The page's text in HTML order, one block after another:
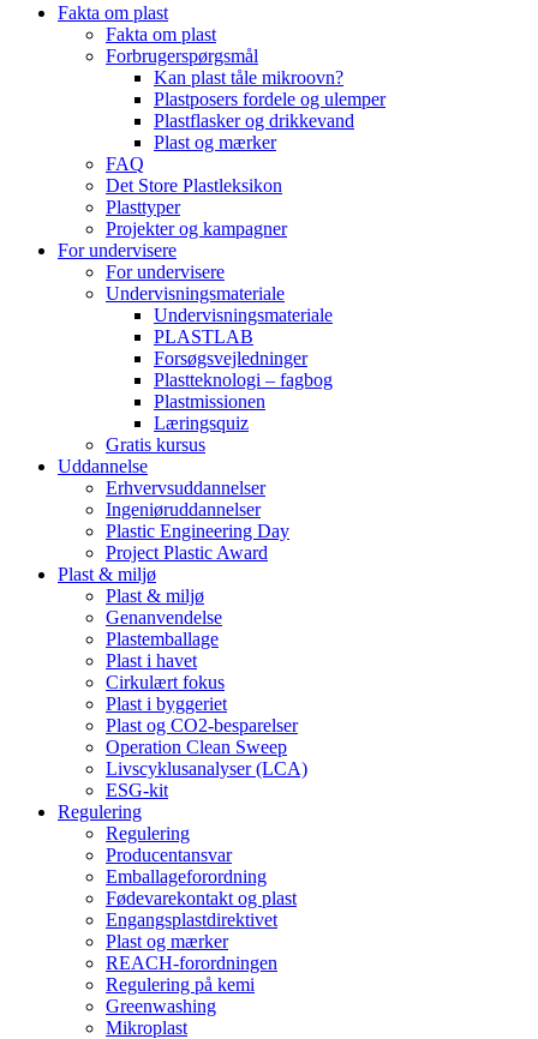
Fakta om plast
Fakta om plast
Forbrugerspørgsmål
Kan plast tåle mikroovn?
Plastposers fordele og ulemper
Plastflasker og drikkevand
Plast og mærker
FAQ
Det Store Plastleksikon
Plasttyper
Projekter og kampagner
For undervisere
For undervisere
Undervisningsmateriale
Undervisningsmateriale
PLASTLAB
Forsøgsvejledninger
Plastteknologi – fagbog
Plastmissionen
Læringsquiz
Gratis kursus
Uddannelse
Erhvervsuddannelser
Ingeniøruddannelser
Plastic Engineering Day
Project Plastic Award
Plast & miljø
Plast & miljø
Genanvendelse
Plastemballage
Plast i havet
Cirkulært fokus
Plast i byggeriet
Plast og CO2-besparelser
Operation Clean Sweep
Livscyklusanalyser (LCA)
ESG-kit
Regulering
Regulering
Producentansvar
Emballageforordning
Fødevarekontakt og plast
Engangsplastdirektivet
Plast og mærker
REACH-forordningen
Regulering på kemi
Greenwashing
Mikroplast